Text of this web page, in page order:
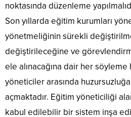
noktasında düzenleme
Son yıllarda eğitim kurumları
yönetmeliğinin sürekli
değiştirileceğine ve
ele alınacağına dair her
yöneticiler arasında
açmaktadır. Eğitim yöneticiliği
kabul edilebilir bir sistem inşa